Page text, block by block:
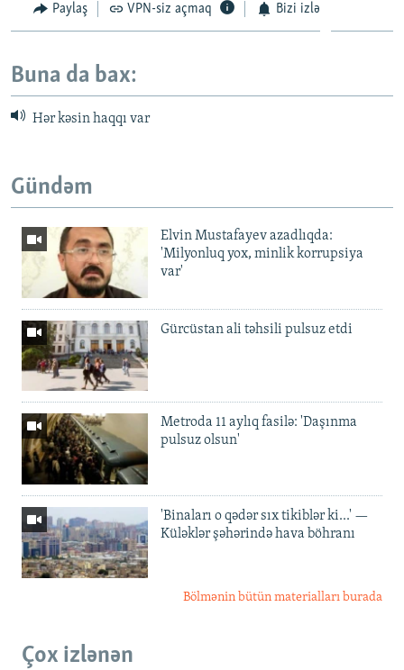
Paylaş VPN-siz açmaq Bizi izlə
Buna da bax:
Hər kəsin haqqı var
Gündəm
Elvin Mustafayev azadlıqda:
'Milyonluq yox, minlik korrupsiya
var'
Gürcüstan ali təhsili pulsuz etdi
Metroda 11 aylıq fasilə: 'Daşınma
pulsuz olsun'
'Binaları o qədər sıx tikiblər ki...' —
Küləklər şəhərində hava böhranı
Bölmənin bütün materialları burada
Çox izlənən